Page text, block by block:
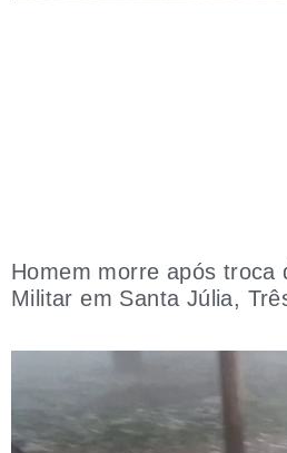
Homem morre após troca
Militar em Santa Júlia,